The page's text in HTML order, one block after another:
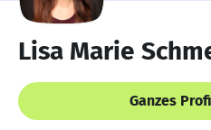
Lisa Marie
Ganzes